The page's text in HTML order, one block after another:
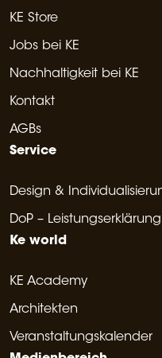
KE Store
Jobs bei KE
Nachhaltigkeit bei KE
Kontakt
AGBs
Service
Design &
DoP – Leistungserklärung
Ke world
KE Academy
Architekten
Veranstaltungskalender